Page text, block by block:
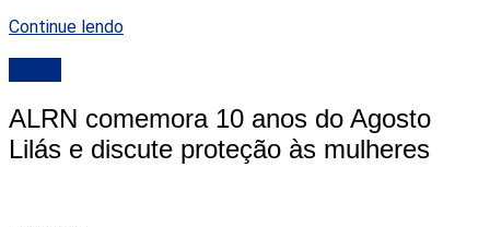
Continue lendo
ALRN comemora 10 anos do Agosto
Lilás e discute proteção às mulheres